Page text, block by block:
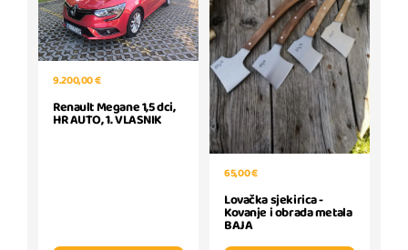
9.200,00 €
Renault Megane 1,5 dci,
HR AUTO, 1. VLASNIK
65,00 €
Lovačka sjekirica -
Kovanje i obrada metala
BAJA